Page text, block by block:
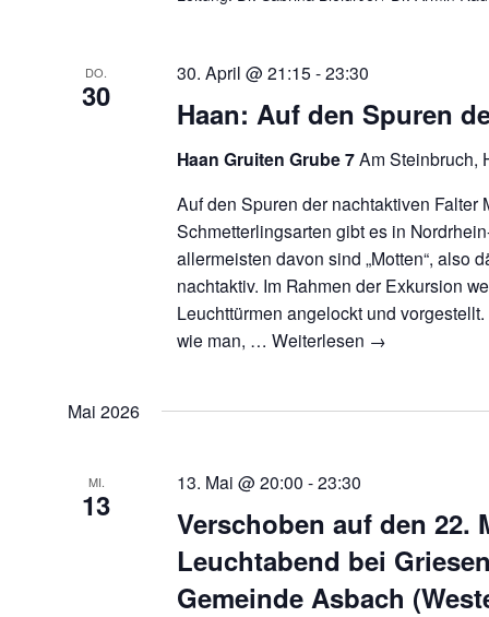
DO.
30 Haan: Auf den Spuren
30. April @ 21:15 -23:30
Haan Gruiten Grube 7Am Steinbruch,
Auf den Spuren der nachtaktiven Falter
Schmetterlingsarten gibt es in
allermeisten davon sind „Motten“, also
nachtaktiv. Im Rahmen der Exkursion
Leuchttürmen angelockt und
wie man, …Weiterlesen →
Mai 2026
MI.
13
Verschoben auf den 22.
Leuchtabend bei
Gemeinde Asbach
13. Mai @ 20:00 -23:30